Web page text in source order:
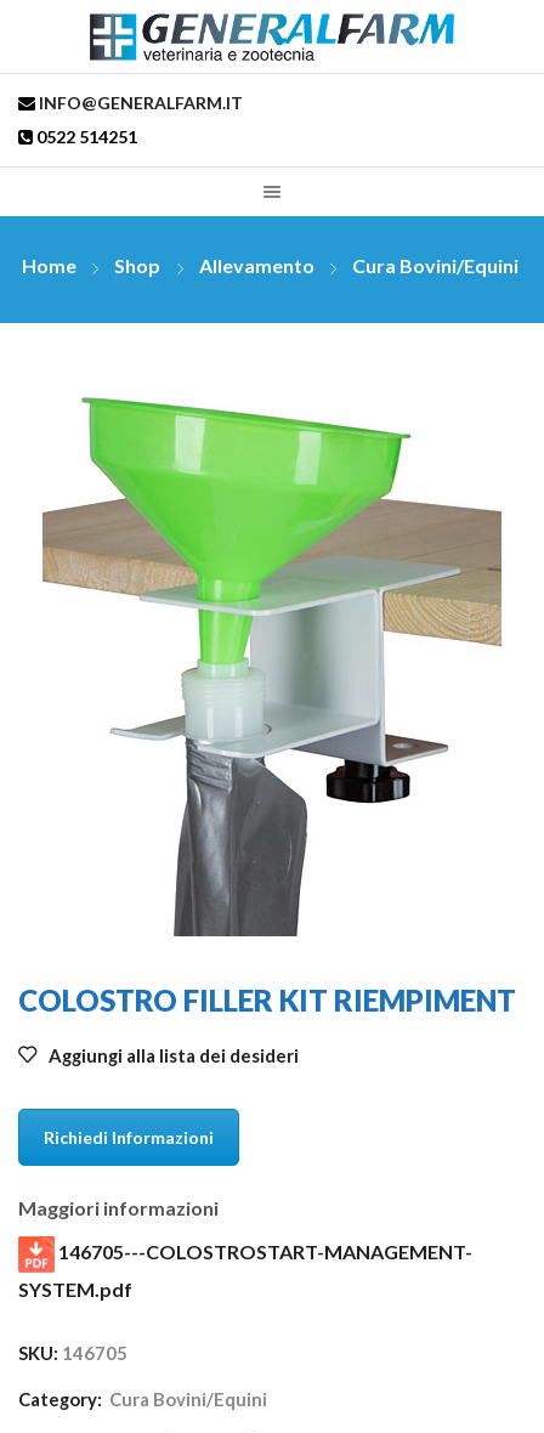
INFO@GENERALFARM.IT
0522 514251
Home Shop Allevamento Cura Bovini/Equini
COLOSTRO FILLER KIT RIEMPIMENT
Aggiungi alla lista dei desideri
Richiedi Informazioni
Maggiori informazioni
146705---COLOSTROSTART-MANAGEMENT-
SYSTEM.pdf
SKU: 146705
Category: Cura Bovini/Equini